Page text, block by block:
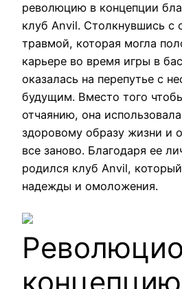
революцию в концепции
клуб Anvil. Столкнувшись с
травмой, которая могла
карьере во время игры в
оказалась на перепутье с
будущим. Вместо того
отчаянию, она
здоровому образу жизни и
все заново. Благодаря ее
родился клуб Anvil,
надежды и омоложения.